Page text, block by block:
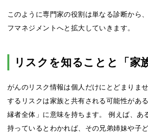
このように専門家の役割は単なる診断から
フマネジメントへと拡大していきます。
リスクを知ることと「家
がんのリスク情報は個人だけにとどまりま
するリスクは家族と共有される可能性があ
縁者全体」に意味を持ちます。 例えば、あ
持っているとわかれば、その兄弟姉妹や子